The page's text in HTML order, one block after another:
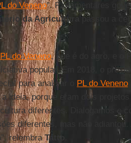
do Veneno”. Parlamentares
da Agricultura
passou a
PL do Veneno, que é do agro, e o
popular. Em 2018, o
para analisar o PL do Veneno
ideia, porque eram dois
diferentes. Dialogamos e
diferentes, mas não adiantou.
relembraTatto